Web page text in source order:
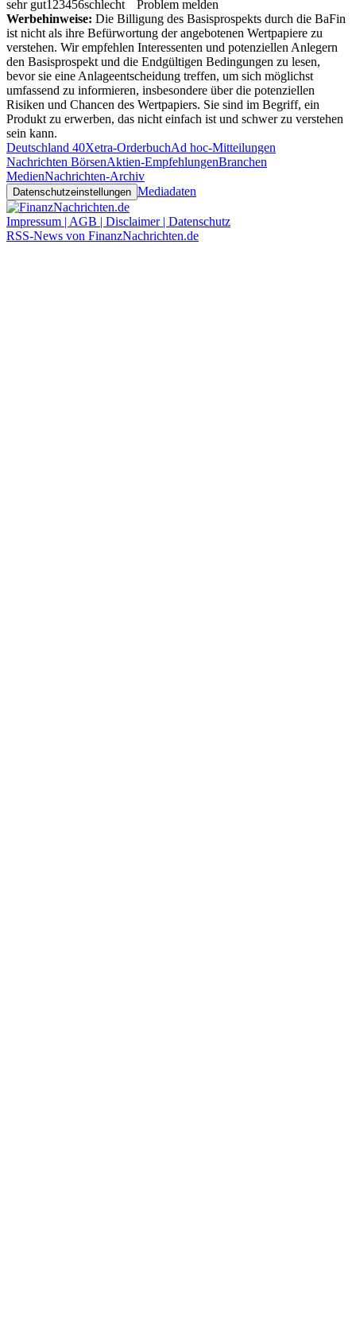
sehr gut1 23456schlecht
Problem melden
Werbehinweise: Die Billigung des Basisprospekts durch die BaFin
ist nicht als ihre Befürwortung der angebotenen Wertpapiere zu
verstehen. Wir empfehlen Interessenten und potenziellen Anlegern
den Basisprospekt und die Endgültigen Bedingungen zu lesen,
bevor sie eine Anlageentscheidung treffen, um sich möglichst
umfassend zu informieren, insbesondere über die potenziellen
Risiken und Chancen des Wertpapiers. Sie sind im Begriff, ein
Produkt zu erwerben, das nicht einfach ist und schwer zu verstehen
sein kann.
Deutschland 40Xetra-OrderbuchAd hoc-Mitteilungen
Nachrichten BörsenAktien-EmpfehlungenBranchen
MedienNachrichten-Archiv
Datenschutzeinstellungen Mediadaten
Impressum | AGB | Disclaimer | Datenschutz
RSS-News von FinanzNachrichten.de